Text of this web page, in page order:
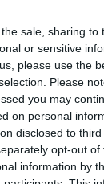
sale, sharing to
or sensitive
please use the
Please
you may
on personal
disclosed to
opt-out of
information by
19 órája
a Norris-
borítaná fel